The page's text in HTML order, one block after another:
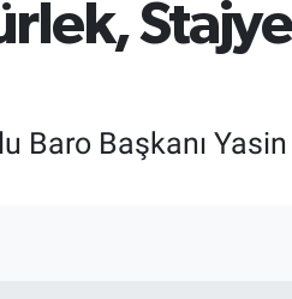
Baro Başkanı